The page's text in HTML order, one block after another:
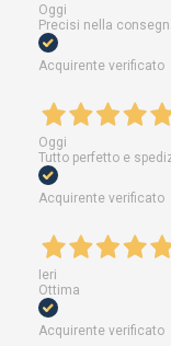
Oggi
Precisi nella
Acquirente verificato
Oggi
Tutto perfetto e
Acquirente verificato
Ieri
Ottima
Acquirente verificato